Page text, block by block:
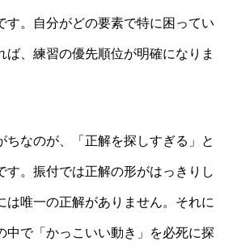
す。自分がどの要素で特に困ってい
ば、練習の優先順位が明確になりま
ちなのが、「正解を探しすぎる」と
す。振付では正解の形がはっきりし
は唯一の正解がありません。それに
中で「かっこいい動き」を必死に探